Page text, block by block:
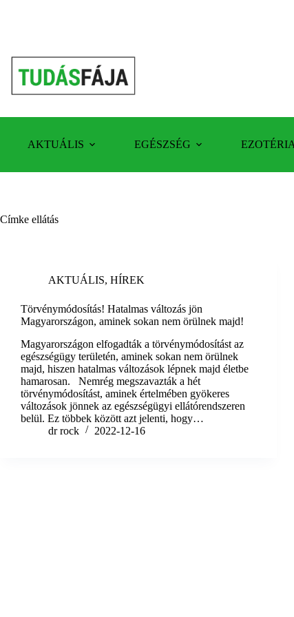
AKTUÁLIS EGÉSZSÉG EZOTÉRIA
Címke ellátás
AKTUÁLIS, HÍREK
Törvénymódosítás! Hatalmas változás jön
Magyarországon, aminek sokan nem örülnek majd!
Magyarországon elfogadták a törvénymódosítást az
egészségügy területén, aminek sokan nem örülnek
majd, hiszen hatalmas változások lépnek majd életbe
hamarosan. Nemrég megszavazták a hét
törvénymódosítást, aminek értelmében gyökeres
változások jönnek az egészségügyi ellátórendszeren
belül. Ez többek között azt jelenti, hogy…
dr rock
2022-12-16